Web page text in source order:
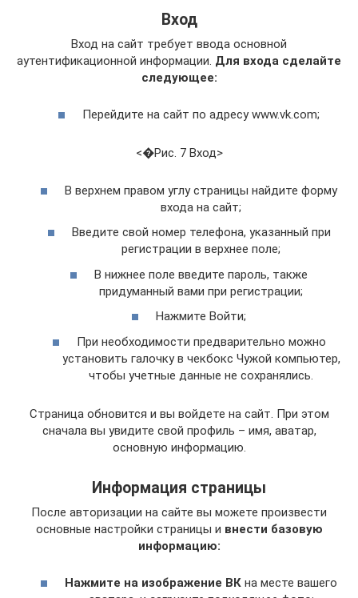
Вход
Вход на сайт требует ввода основной
аутентификационной информации. Для входа сделайте
следующее:
Перейдите на сайт по адресу www.vk.com;
<�Рис. 7 Вход>
В верхнем правом углу страницы найдите форму
входа на сайт;
Введите свой номер телефона, указанный при
регистрации в верхнее поле;
В нижнее поле введите пароль, также
придуманный вами при регистрации;
Нажмите Войти;
При необходимости предварительно можно
установить галочку в чекбокс Чужой компьютер,
чтобы учетные данные не сохранялись.
Страница обновится и вы войдете на сайт. При этом
сначала вы увидите свой профиль – имя, аватар,
основную информацию.
Информация страницы
После авторизации на сайте вы можете произвести
основные настройки страницы и внести базовую
информацию:
Нажмите на изображение ВК на месте вашего